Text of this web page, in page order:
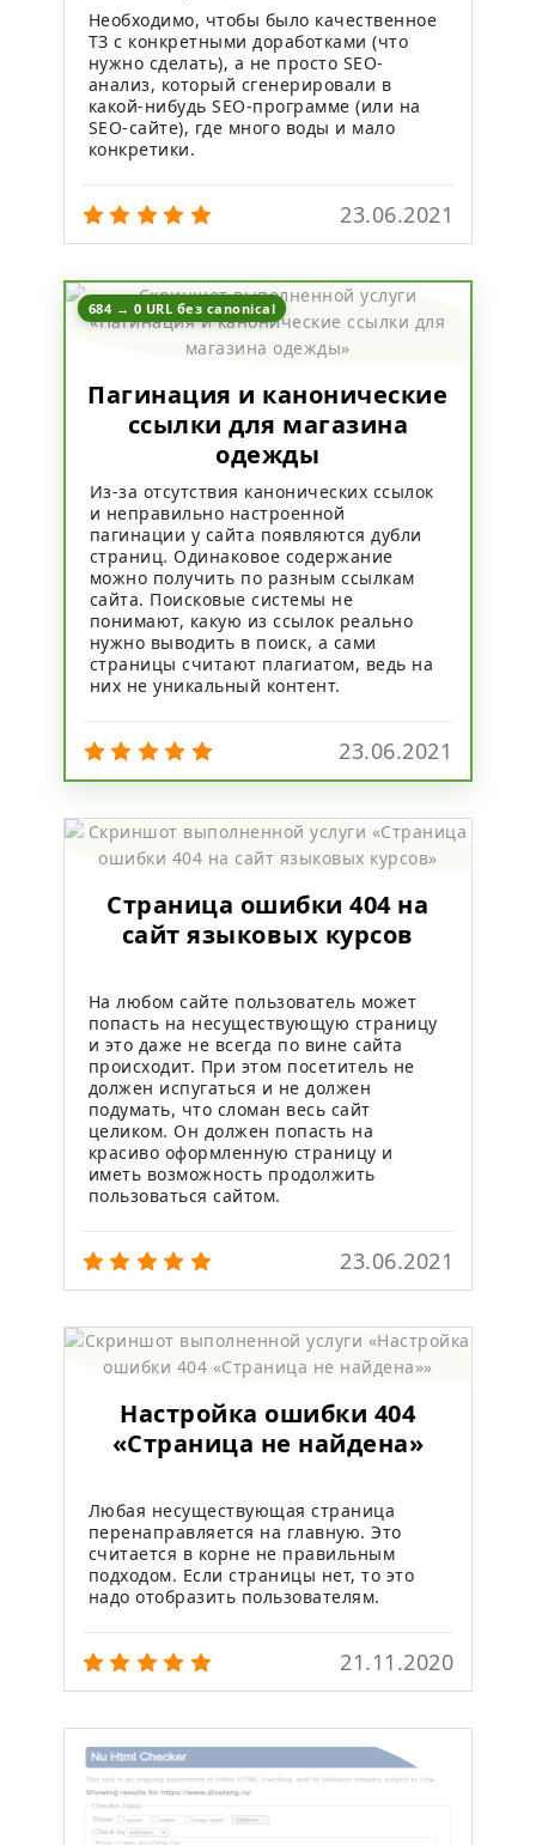
Необходимо, чтобы было качественное
ТЗ с конкретными доработками (что
нужно сделать), а не просто SEO-
анализ, который сгенерировали в
какой-нибудь SEO-программе (или на
SEO-сайте), где много воды и мало
конкретики.
23.06.2021
684 → 0 URL без canonical
Пагинация и канонические
ссылки для магазина
одежды
Из-за отсутствия канонических ссылок
и неправильно настроенной
пагинации у сайта появляются дубли
страниц. Одинаковое содержание
можно получить по разным ссылкам
сайта. Поисковые системы не
понимают, какую из ссылок реально
нужно выводить в поиск, а сами
страницы считают плагиатом, ведь на
них не уникальный контент.
23.06.2021
Страница ошибки 404 на
сайт языковых курсов
На любом сайте пользователь может
попасть на несуществующую страницу
и это даже не всегда по вине сайта
происходит. При этом посетитель не
должен испугаться и не должен
подумать, что сломан весь сайт
целиком. Он должен попасть на
красиво оформленную страницу и
иметь возможность продолжить
пользоваться сайтом.
23.06.2021
Настройка ошибки 404
«Страница не найдена»
Любая несуществующая страница
перенаправляется на главную. Это
считается в корне не правильным
подходом. Если страницы нет, то это
надо отобразить пользователям.
21.11.2020